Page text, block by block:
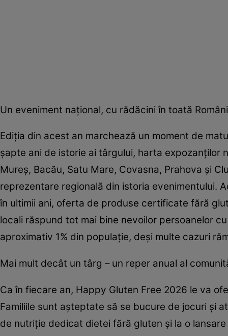
Un eveniment național, cu rădăcini în toată
Ediția din acest an marchează un moment de
șapte ani de istorie ai târgului, harta expozanților
Mureș, Bacău, Satu Mare, Covasna, Prahova și
reprezentare regională din istoria evenimentului.
în ultimii ani, oferta de produse certificate fără
locali răspund tot mai bine nevoilor persoanelor
aproximativ 1% din populație, deși multe cazuri
Mai mult decât un târg – un reper anual al
Ca în fiecare an, Happy Gluten Free 2026 le va
Familiile sunt așteptate să se bucure de jocuri și
de nutriție dedicat dietei fără gluten și la o